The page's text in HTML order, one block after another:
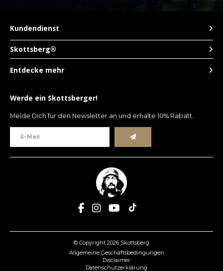
Skottsberg®
Kundendienst
Entdecke mehr
Werde ein Skottsberger!
Melde Dich für den Newsletter an und erhalte 10% Rabatt.
© Copyright 2026 Skottsberg
Allgemeine Geschäftsbedingungen
Disclaimer
Datenschutzerklärung